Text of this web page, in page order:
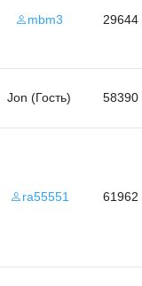
mbm3 29644
Jon (Гость) 58390
ra55551 61962